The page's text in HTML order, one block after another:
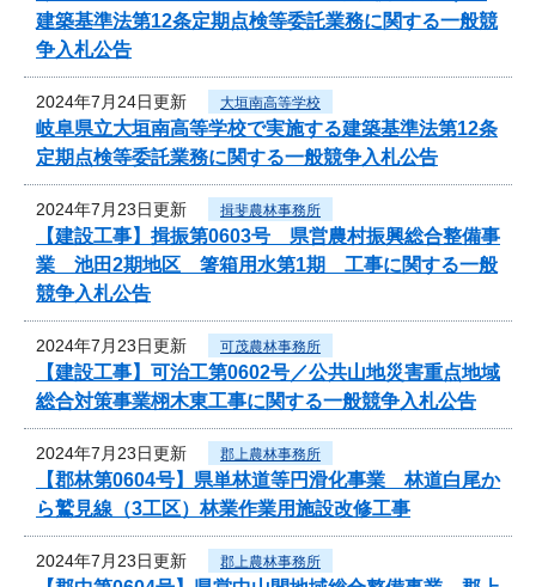
建築基準法第12条定期点検等委託業務に関する一般競
争入札公告
2024年7月24日更新 大垣南高等学校
岐阜県立大垣南高等学校で実施する建築基準法第12条
定期点検等委託業務に関する一般競争入札公告
2024年7月23日更新 揖斐農林事務所
【建設工事】揖振第0603号 県営農村振興総合整備事
業 池田2期地区 箸箱用水第1期 工事に関する一般
競争入札公告
2024年7月23日更新 可茂農林事務所
【建設工事】可治工第0602号／公共山地災害重点地域
総合対策事業栩木東工事に関する一般競争入札公告
2024年7月23日更新 郡上農林事務所
【郡林第0604号】県単林道等円滑化事業 林道白尾か
ら鷲見線（3工区）林業作業用施設改修工事
2024年7月23日更新 郡上農林事務所